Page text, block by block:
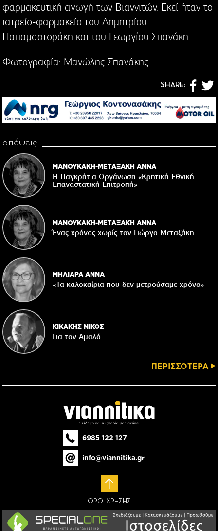
φαρμακευτική αγωγή των Βιαννιτών. Εκεί ήταν το
ιατρείο-φαρμακείο του Δημητρίου
Παπαμαστοράκη και του Γεωργίου Σπανάκη.
Φωτογραφία: Μανώλης Σπανάκης
SHARE:
απόψεις
ΜΑΝΟΥΚΑΚΗ-ΜΕΤΑΞΑΚΗ ΑΝΝΑ
Η Παγκρήτια Οργάνωση «Κρητική Εθνική
Επαναστατική Eπιτροπή»
ΜΑΝΟΥΚΑΚΗ-ΜΕΤΑΞΑΚΗ ΑΝΝΑ
Ένας χρόνος χωρίς τον Γιώργο Μεταξάκη
ΜΗΛΙΑΡΑ ΑΝΝΑ
«Τα καλοκαίρια που δεν μετρούσαμε χρόνο»
ΚΙΚΑΚΗΣ ΝΙΚΟΣ
Για τον Αμαλό…
ΠΕΡΙΣΣΟΤΕΡΑ
6985 122 127
info@viannitika.gr
ΟΡΟΙ ΧΡΗΣΗΣ